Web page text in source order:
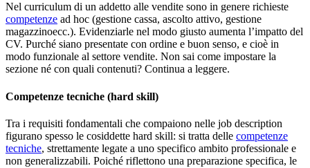
Nel curriculum di un addetto alle vendite sono in genere richieste
competenze ad hoc (gestione cassa, ascolto attivo, gestione
magazzinoecc.). Evidenziarle nel modo giusto aumenta l’impatto del
CV. Purché siano presentate con ordine e buon senso, e cioè in
modo funzionale al settore vendite. Non sai come impostare la
sezione né con quali contenuti? Continua a leggere.
Competenze tecniche (hard skill)
Tra i requisiti fondamentali che compaiono nelle job description
figurano spesso le cosiddette hard skill: si tratta delle competenze
tecniche, strettamente legate a uno specifico ambito professionale e
non generalizzabili. Poiché riflettono una preparazione specifica, le